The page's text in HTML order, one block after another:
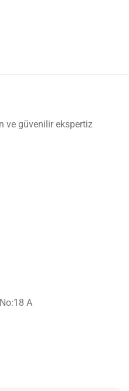
ve güvenilir ekspertiz
A